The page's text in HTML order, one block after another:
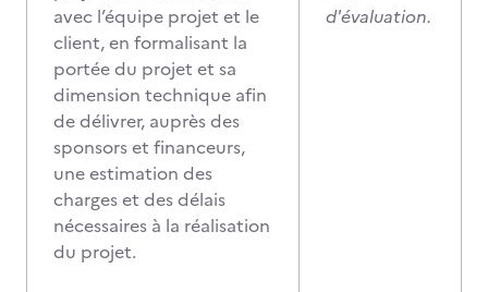
avec l’équipe projet et le
client, en formalisant la
portée du projet et sa
dimension technique afin
de délivrer, auprès des
sponsors et financeurs,
une estimation des
charges et des délais
nécessaires à la réalisation
du projet.
d'évaluation.